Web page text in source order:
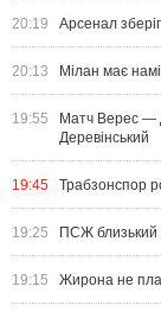
20:19 Арсенал
20:13 Мілан має
19:55
Матч Верес —
Деревінський
19:45 Трабзонспор
19:25 ПСЖ близький
19:15 Жирона не